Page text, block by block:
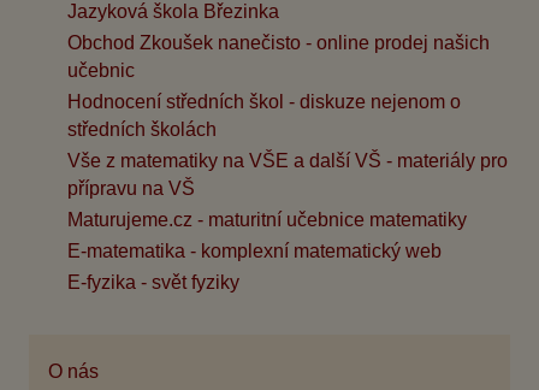
Jazyková škola Březinka
Obchod Zkoušek nanečisto - online prodej našich
učebnic
Hodnocení středních škol - diskuze nejenom o
středních školách
Vše z matematiky na VŠE a další VŠ - materiály pro
přípravu na VŠ
Maturujeme.cz - maturitní učebnice matematiky
E-matematika - komplexní matematický web
E-fyzika - svět fyziky
O nás